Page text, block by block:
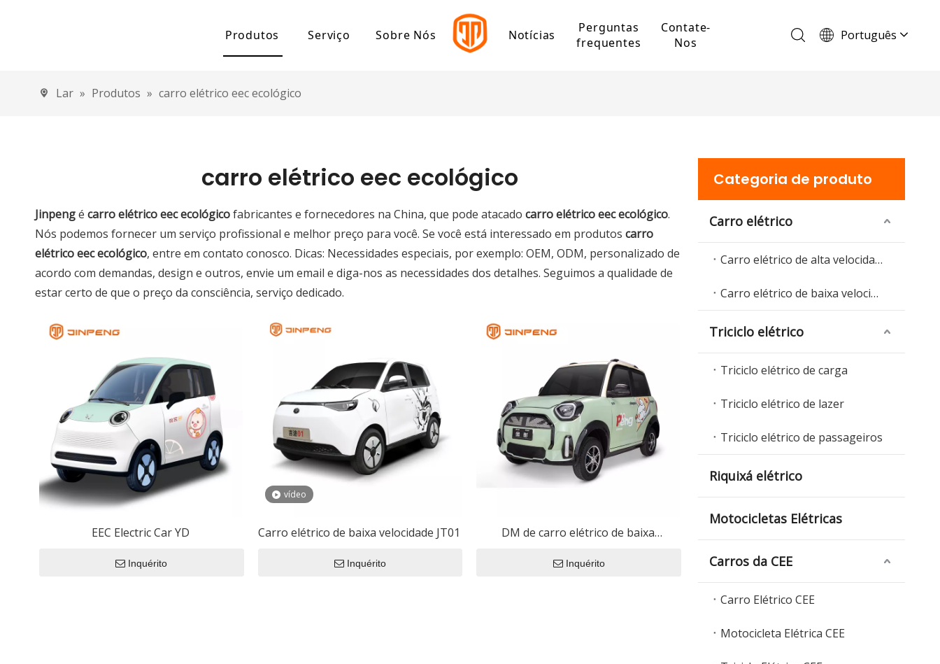
Produtos
Carro elétrico de baixa velocidade
Triciclo elétrico de lazer
Triciclo elétrico de passageiros
Capacitância do Filme
Capacitor de uso geral
Motocicletas Elétricas
Capacitor de mica
Carros da CEE
Carro Elétrico Eec
Serviço Sobre Nós Notícias
Perguntas
frequentes
Contate-
Nos
Português
Lar » Produtos » carro elétrico eec ecológico
carro elétrico eec ecológico
Jinpengé carro elétrico eec ecológicofabricantes e fornecedores na China, que pode atacado carro elétrico eec ecológico.
Nós podemos fornecer um serviço profissional e melhor preço para você. Se você está interessado em produtos carro
elétrico eec ecológico, entre em contato conosco. Dicas: Necessidades especiais, por exemplo: OEM, ODM, personalizado de
acordo com demandas, design e outros, envie um email e diga-nos as necessidades dos detalhes. Seguimos a qualidade de
estar certo de que o preço da consciência, serviço dedicado.
EEC Electric Car YD
Inquérito
vídeo
Carro elétrico de baixa velocidade JT01
Inquérito
DM de carro elétrico de baixa
Inquérito
Categoria de produto
Carro elétrico
Carro elétrico de alta velocidade
Carro elétrico de baixa velocidade
Triciclo elétrico
Triciclo elétrico de carga
Triciclo elétrico de lazer
Triciclo elétrico de passageiros
Riquixá elétrico
Motocicletas Elétricas
Carros da CEE
Carro Elétrico CEE
Motocicleta Elétrica CEE